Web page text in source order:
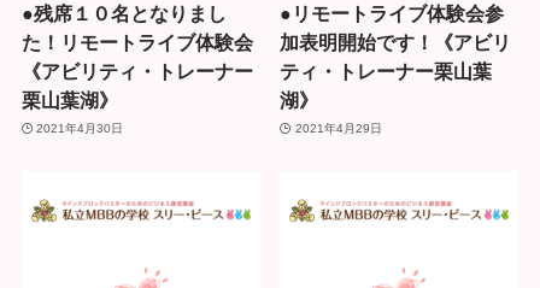
●残席１０名となりまし
た！リモートライブ体験会
《アビリティ・トレーナー
栗山葉湖》
2021年4月30日
●リモートライブ体験会参
加表明開始です！《アビリ
ティ・トレーナー栗山葉
湖》
2021年4月29日